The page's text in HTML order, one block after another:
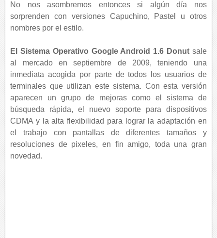
No nos asombremos entonces si algún día nos
sorprenden con versiones Capuchino, Pastel u otros
nombres por el estilo.
El Sistema Operativo Google Android 1.6 Donut sale
al mercado en septiembre de 2009, teniendo una
inmediata acogida por parte de todos los usuarios de
terminales que utilizan este sistema. Con esta versión
aparecen un grupo de mejoras como el sistema de
búsqueda rápida, el nuevo soporte para dispositivos
CDMA y la alta flexibilidad para lograr la adaptación en
el trabajo con pantallas de diferentes tamaños y
resoluciones de pixeles, en fin amigo, toda una gran
novedad.